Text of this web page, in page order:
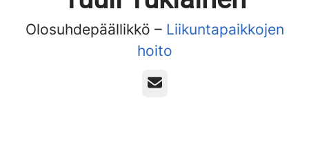
Olosuhdepäällikkö – Liikuntapaikkojen
hoito
Sähköposti